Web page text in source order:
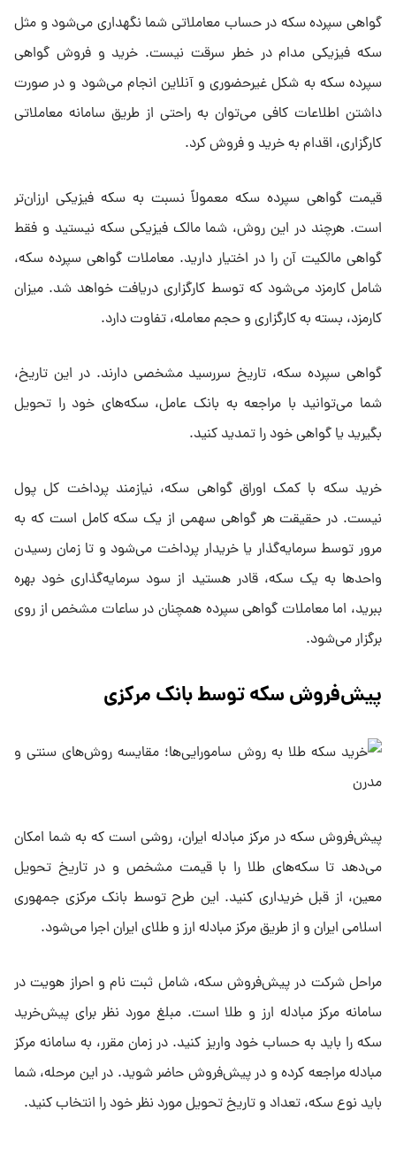
گواهی سپرده سکه در حساب معاملاتی شما نگهداری می‌شود و مثل
سکه فیزیکی مدام در خطر سرقت نیست. خرید و فروش گواهی
سپرده سکه به شکل غیرحضوری و آنلاین انجام می‌شود و در صورت
داشتن اطلاعات کافی می‌توان به راحتی از طریق سامانه معاملاتی
کارگزاری، اقدام به خرید و فروش کرد.
قیمت گواهی سپرده سکه معمولاً نسبت به سکه فیزیکی ارزان‌تر
است. هرچند در این روش، شما مالک فیزیکی سکه نیستید و فقط
گواهی مالکیت آن را در اختیار دارید. معاملات گواهی سپرده سکه،
شامل کارمزد می‌شود که توسط کارگزاری دریافت خواهد شد. میزان
کارمزد، بسته به کارگزاری و حجم معامله، تفاوت دارد.
گواهی سپرده سکه، تاریخ سررسید مشخصی دارند. در این تاریخ،
شما می‌توانید با مراجعه به بانک عامل، سکه‌های خود را تحویل
بگیرید یا گواهی خود را تمدید کنید.
خرید سکه با کمک اوراق گواهی سکه، نیازمند پرداخت کل پول
نیست. در حقیقت هر گواهی سهمی از یک سکه کامل است که به
مرور توسط سرمایه‌گذار یا خریدار پرداخت می‌شود و تا زمان رسیدن
واحد‌ها به یک سکه، قادر هستید از سود سرمایه‌گذاری خود بهره
ببرید، اما معاملات گواهی سپرده همچنان در ساعات مشخص از روی
برگزار می‌شود.
پیش‌فروش سکه توسط بانک مرکزی
پیش‌فروش سکه در مرکز مبادله ایران، روشی است که به شما امکان
می‌دهد تا سکه‌های طلا را با قیمت مشخص و در تاریخ تحویل
معین، از قبل خریداری کنید. این طرح توسط بانک مرکزی جمهوری
اسلامی ایران و از طریق مرکز مبادله ارز و طلای ایران اجرا می‌شود.
مراحل شرکت در پیش‌فروش سکه، شامل ثبت نام و احراز هویت در
سامانه مرکز مبادله ارز و طلا است. مبلغ مورد نظر برای پیش‌خرید
سکه را باید به حساب خود واریز کنید. در زمان مقرر، به سامانه مرکز
مبادله مراجعه کرده و در پیش‌فروش حاضر شوید. در این مرحله، شما
باید نوع سکه، تعداد و تاریخ تحویل مورد نظر خود را انتخاب کنید.